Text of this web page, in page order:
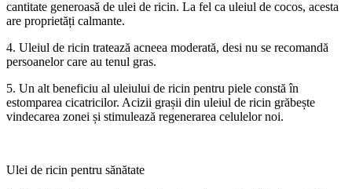
cantitate generoasă de ulei de ricin. La fel ca uleiul de cocos, acesta
are proprietăți calmante.
4. Uleiul de ricin tratează acneea moderată, desi nu se recomandă
persoanelor care au tenul gras.
5. Un alt beneficiu al uleiului de ricin pentru piele constă în
estomparea cicatricilor. Acizii grașii din uleiul de ricin grăbește
vindecarea zonei și stimulează regenerarea celulelor noi.
Ulei de ricin pentru sănătate